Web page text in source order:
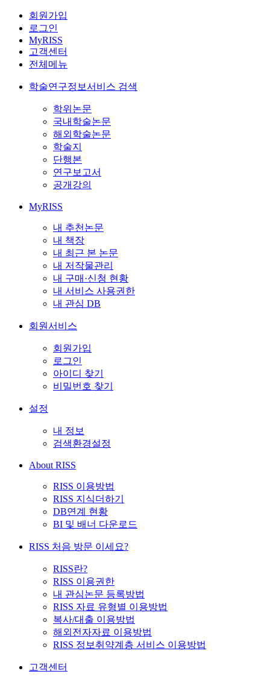
회원가입
로그인
MyRISS
고객센터
전체메뉴
학술연구정보서비스 검색
학위논문
국내학술논문
해외학술논문
학술지
단행본
연구보고서
공개강의
MyRISS
내 추천논문
내 책장
내 최근 본 논문
내 저작물관리
내 구매·신청 현황
내 서비스 사용권한
내 관심 DB
회원서비스
회원가입
로그인
아이디 찾기
비밀번호 찾기
설정
내 정보
검색환경설정
About RISS
RISS 이용방법
RISS 지식더하기
DB연계 현황
BI 및 배너 다운로드
RISS 처음 방문 이세요?
RISS란?
RISS 이용권한
내 관심논문 등록방법
RISS 자료 유형별 이용방법
복사/대출 이용방법
해외전자자료 이용방법
RISS 정보취약계층 서비스 이용방법
고객센터